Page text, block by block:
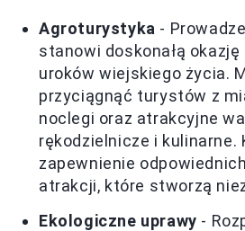
Agroturystyka -
stanowi doskonałą
uroków wiejskiego życia.
przyciągnąć turystów z
noclegi oraz atrakcyjne
rękodzielnicze i kulinarne.
zapewnienie
atrakcji, które stworzą
Ekologiczne uprawy -